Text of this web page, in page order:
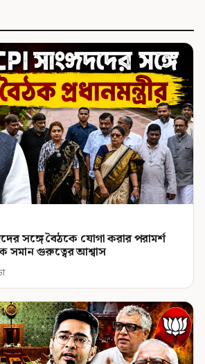
সঙ্গে বৈঠকে যোগা করার পরামর্শ
সমান গুরুত্বের আশ্বাস